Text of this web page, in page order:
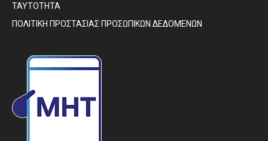
ΤΑΥΤΟΤΗΤΑ
ΠΟΛΙΤΙΚΗ ΠΡΟΣΤΑΣΙΑΣ ΠΡΟΣΩΠΙΚΩΝ ΔΕΔΟΜΕΝΩΝ